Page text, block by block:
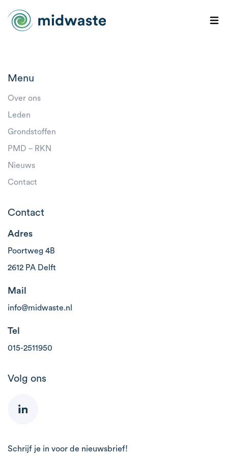
Menu
Over ons
Leden
Grondstoffen
PMD – RKN
Nieuws
Contact
Contact
Adres
Poortweg 4B
2612 PA Delft
Mail
info@midwaste.nl
Tel
015-2511950
Volg ons
Schrijf je in voor de nieuwsbrief!